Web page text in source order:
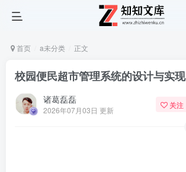
首页 a未分类 正文
校园便民超市管理系统的设计与实现
诸葛磊磊
2026年07月03日 更新
关注